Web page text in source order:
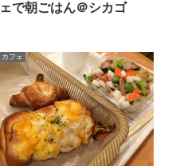
ェで朝ごはん＠シカゴ
カフェ